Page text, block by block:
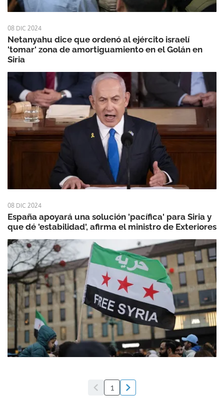
08 DIC 2024
Netanyahu dice que ordenó al ejército israelí
'tomar' zona de amortiguamiento en el Golán en
Siria
08 DIC 2024
España apoyará una solución 'pacífica' para Siria y
que dé 'estabilidad', afirma el ministro de Exteriores
1